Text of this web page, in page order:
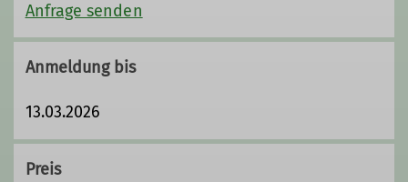
Anfrage senden
Anmeldung bis
13.03.2026
Preis